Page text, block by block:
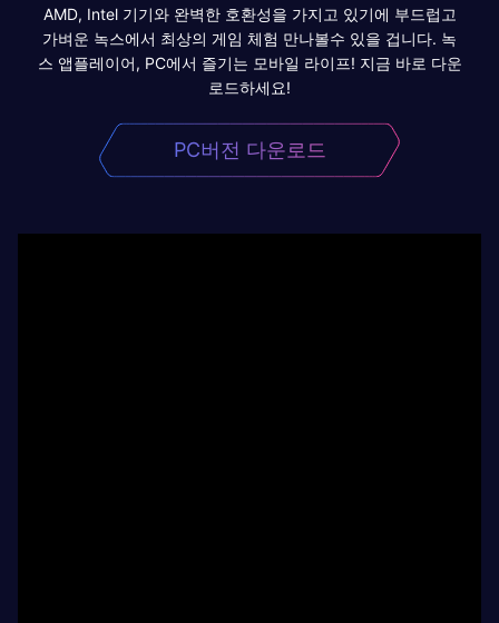
AMD, Intel 기기와 완벽한 호환성을 가지고 있기에 부드럽고
가벼운 녹스에서 최상의 게임 체험 만나볼수 있을 겁니다. 녹
스 앱플레이어, PC에서 즐기는 모바일 라이프! 지금 바로 다운
로드하세요!
PC버전 다운로드